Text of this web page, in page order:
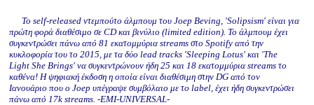
To self-released ντεμπούτο άλμπουμ του Joep Beving, 'Solipsism' είναι για
πρώτη φορά διαθέσιμο σε CD και βινύλιο (limited edition). Το άλμπουμ έχει
συγκεντρώσει πάνω από 81 εκατομμύρια streams στο Spotify από την
κυκλοφορία του το 2015, με τα δύο lead tracks 'Sleeping Lotus' και 'The
Light She Brings' να συγκεντρώνουν ήδη 25 και 18 εκατομμύρια streams το
καθένα! Η ψηφιακή έκδοση η οποία είναι διαθέσιμη στην DG από τον
Ιανουάριο που ο Joep υπέγραψε συμβόλαιο με το label, έχει ήδη συγκεντρώσει
πάνω από 17k streams. -EMI-UNIVERSAL-